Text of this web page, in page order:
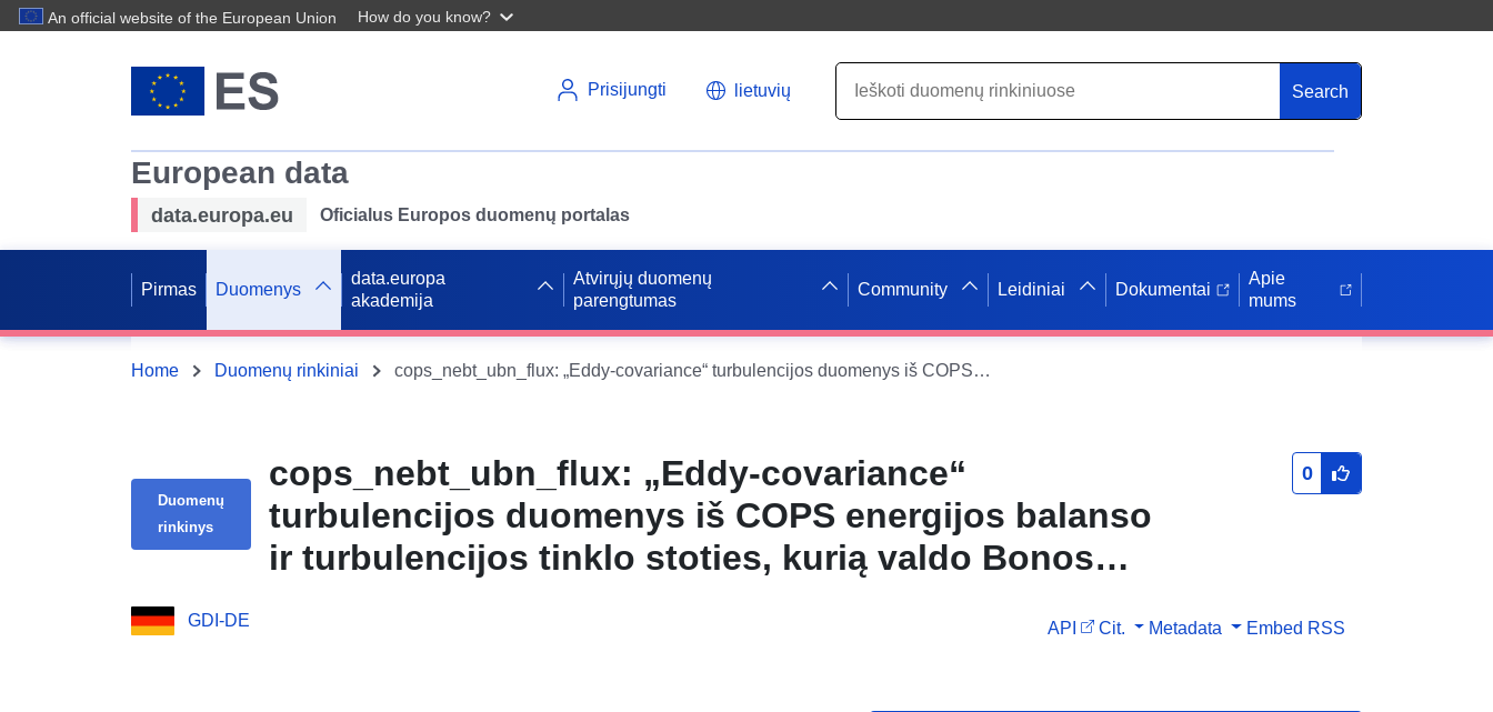
An official website of the European Union How do you know?
Prisijungti lietuvių Search
European data
data.europa.eu Oficialus Europos duomenų portalas
Pirmas Duomenys
data.europa
akademija
Atvirųjų duomenų
parengtumas
Community Leidiniai Dokumentai
Apie
mums
Home Duomenų rinkiniai cops_nebt_ubn_flux: „Eddy-covariance“ turbulencijos duomenys iš COPS energijos balanso ir turbulencijos tinklo stoties, kurią valdo Bonos universitetas per COPS 2007
Duomenų
rinkinys
cops_nebt_ubn_flux: „Eddy-covariance“
turbulencijos duomenys iš COPS energijos balanso
ir turbulencijos tinklo stoties, kurią valdo Bonos
0
GDI-DE API Cit. Metadata Embed RSS